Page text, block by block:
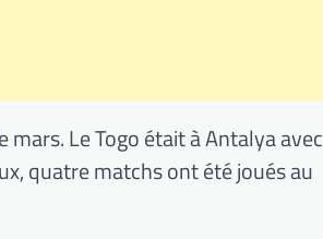
Le Togo était à Antalya avec
quatre matchs ont été joués au